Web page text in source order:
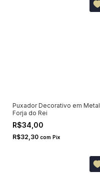
Puxador Decorativo em Metal
Forja do Rei
R$34,00
R$32,30 com Pix